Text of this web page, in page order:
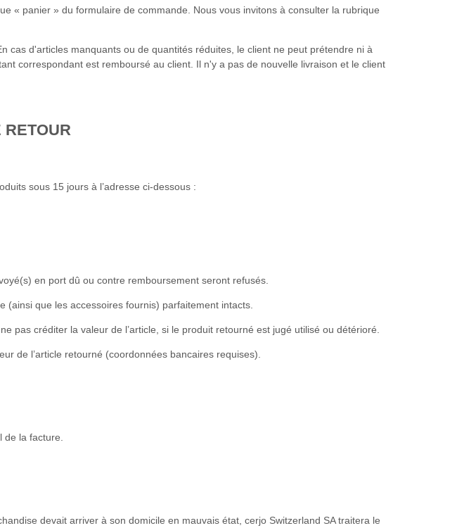
« panier » du formulaire de commande. Nous vous invitons à consulter la rubrique
cas d'articles manquants ou de quantités réduites, le client ne peut prétendre ni à
correspondant est remboursé au client. Il n'y a pas de nouvelle livraison et le client
RETOUR
sous 15 jours à l’adresse ci-dessous :
en port dû ou contre remboursement seront refusés.
(ainsi que les accessoires fournis) parfaitement intacts.
pas créditer la valeur de l’article, si le produit retourné est jugé utilisé ou détérioré.
de l’article retourné (coordonnées bancaires requises).
la facture.
devait arriver à son domicile en mauvais état, cerjo Switzerland SA traitera le